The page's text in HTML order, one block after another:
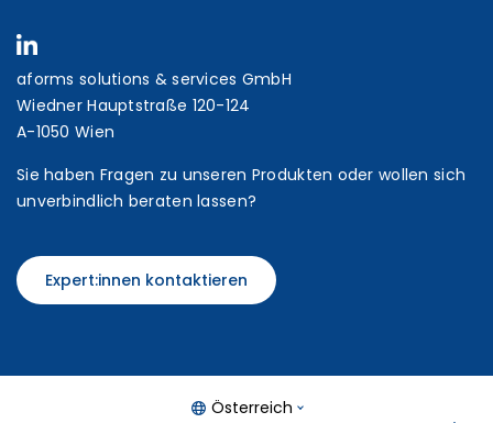
aforms solutions & services GmbH
Wiedner Hauptstraße 120-124
A-1050 Wien
Sie haben Fragen zu unseren Produkten oder wollen sich
unverbindlich beraten lassen?
Expert:innen kontaktieren
Österreich